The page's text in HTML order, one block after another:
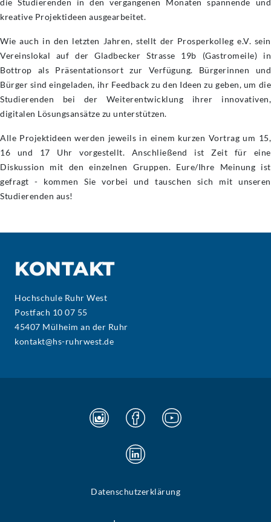
die Studierenden in den vergangenen Monaten spannende und
kreative Projektideen ausgearbeitet.
Wie auch in den letzten Jahren, stellt der Prosperkolleg e.V. sein
Vereinslokal auf der Gladbecker Strasse 19b (Gastromeile) in
Bottrop als Präsentationsort zur Verfügung. Bürgerinnen und
Bürger sind eingeladen, ihr Feedback zu den Ideen zu geben, um die
Studierenden bei der Weiterentwicklung ihrer innovativen,
digitalen Lösungsansätze zu unterstützen.
Alle Projektideen werden jeweils in einem kurzen Vortrag um 15,
16 und 17 Uhr vorgestellt. Anschließend ist Zeit für eine
Diskussion mit den einzelnen Gruppen. Eure/Ihre Meinung ist
gefragt - kommen Sie vorbei und tauschen sich mit unseren
Studierenden aus!
KONTAKT
Hochschule Ruhr West
Postfach 10 07 55
45407 Mülheim an der Ruhr
kontakt@hs-ruhrwest.de
Datenschutzerklärung